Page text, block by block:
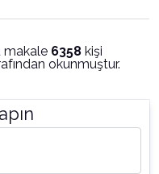
makale 6358 kişi
okunmuştur.